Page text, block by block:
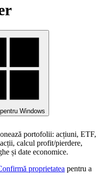
Windows
portofolii: acțiuni, ETF,
calcul profit/pierdere,
și date economice.
proprietatea pentru a